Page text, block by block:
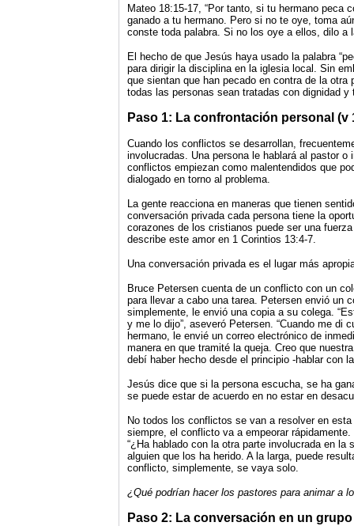
Mateo 18:15-17, “Por tanto, si tu hermano
ganado a tu hermano. Pero si no te oye, toma
conste toda palabra. Si no los oye a ellos, dilo
El hecho de que Jesús haya usado la palabra
para dirigir la disciplina en la iglesia local. Sin
que sientan que han pecado en contra de la
todas las personas sean tratadas con dignidad
Paso 1: La confrontación personal (v
Cuando los conflictos se desarrollan,
involucradas. Una persona le hablará al pastor
conflictos empiezan como malentendidos que
dialogado en torno al problema.
La gente reacciona en maneras que tienen
conversación privada cada persona tiene la
corazones de los cristianos puede ser una
describe este amor en 1 Corintios 13:4-7.
Una conversación privada es el lugar más
Bruce Petersen cuenta de un conflicto con un
para llevar a cabo una tarea. Petersen envió un
simplemente, le envió una copia a su colega.
y me lo dijo”, aseveró Petersen. “Cuando me di
hermano, le envié un correo electrónico de
manera en que tramité la queja. Creo que
debí haber hecho desde el principio -hablar con
Jesús dice que si la persona escucha, se ha
se puede estar de acuerdo en no estar en
No todos los conflictos se van a resolver en
siempre, el conflicto va a empeorar
“¿Ha hablado con la otra parte involucrada en
alguien que los ha herido. A la larga, puede
conflicto, simplemente, se vaya solo.
¿Qué podrían hacer los pastores para animar a
Paso 2: La conversación en un